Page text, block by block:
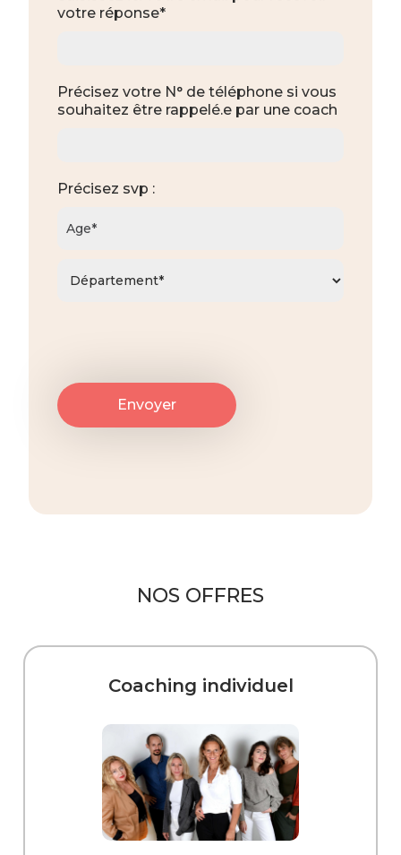
votre réponse*
Précisez votre N° de téléphone si vous
souhaitez être rappelé.e par une coach
Précisez svp :
NOS OFFRES
Coaching individuel